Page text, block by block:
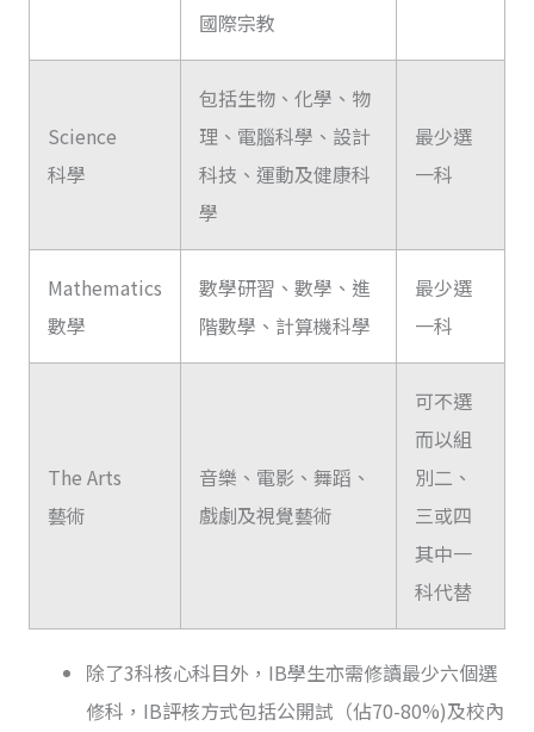
國際宗教
Science
科學
包括生物、化學、物
理、電腦科學、設計
科技、運動及健康科
學
最少選
一科
Mathematics
數學
數學研習、數學、進
階數學、計算機科學
最少選
一科
The Arts
藝術
音樂、電影、舞蹈、
戲劇及視覺藝術
可不選
而以組
別二、
三或四
其中一
科代替
除了3科核心科目外，IB學生亦需修讀最少六個選
修科，IB評核方式包括公開試（佔70-80%)及校內